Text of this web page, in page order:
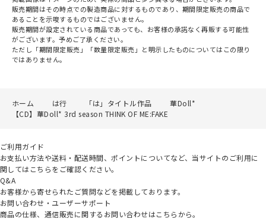
販売期間はその時点での製造商品に対するものであり、期間限定販売の商品で
あることを示唆するものではございません。
販売期間が設定されている商品であっても、お客様の承諾なく再販する可能性
がございます。予めご了承ください。
ただし「期間限定販売」「数量限定販売」と明示したものについてはこの限り
ではありません。
ホーム は行 「は」タイトル作品
華Doll*
【CD】華Doll* 3rd season THINK OF ME:FAKE
ご利用ガイド
お支払い方法や送料・配送時間、ポイントについてなど、当サイトのご利用に
関してはこちらをご確認ください。
Q&A
お客様から寄せられたご質問などを掲載しております。
お問い合わせ・ユーザーサポート
商品の仕様、通信販売に関するお問い合わせはこちらから。